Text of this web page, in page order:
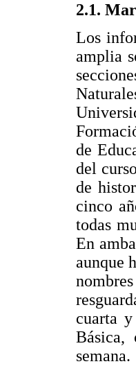
2.1.
Los
amplia
de
del
de
cinco
todas
En
aunque
cuarta
Básica,
semana.